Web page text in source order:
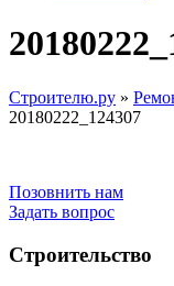
Строителю.ру »
20180222_124307
Позовнить нам
Задать вопрос
Строительство